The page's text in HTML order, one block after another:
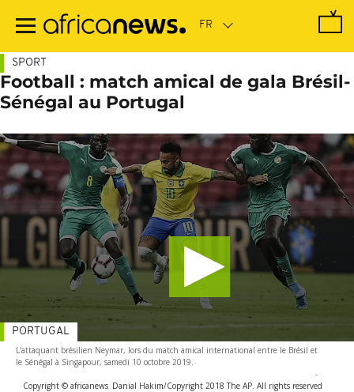
contenu
SPORT
Football : match amical de gala Brésil-
Sénégal au Portugal
L'attaquant brésilien Neymar, lors du match amical international entre le Brésil et
le Sénégal à Singapour, samedi 10 octobre 2019.
-
Copyright © africanews Danial Hakim/Copyright 2018 The AP. All rights reserved
PORTUGAL